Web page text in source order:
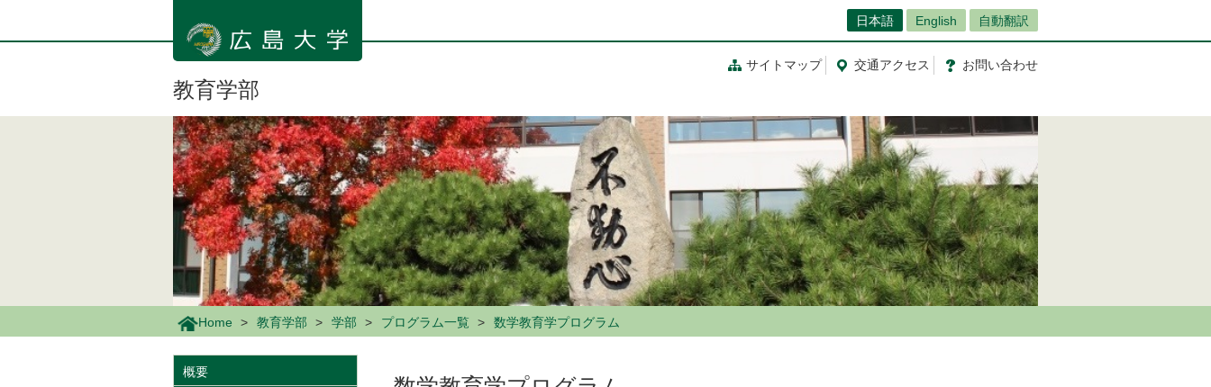
ン
日本語 English 自動翻訳
サイトマップ 交通アクセス お問い合わせ
教育学部
Home 教育学部 学部 プログラム一覧 数学教育学プログラム
概要